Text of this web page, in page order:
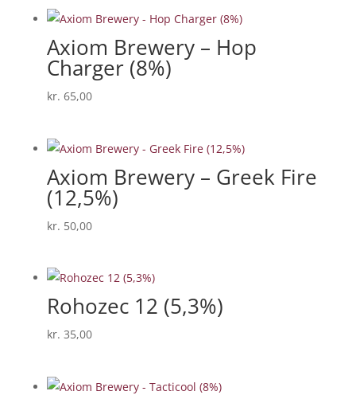
Axiom Brewery – Hop
Charger (8%)
kr. 65,00
Axiom Brewery – Greek Fire
(12,5%)
kr. 50,00
Rohozec 12 (5,3%)
kr. 35,00